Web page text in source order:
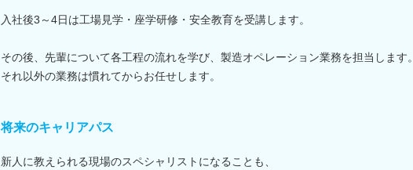
入社後3～4日は工場見学・座学研修・安全教育を受講します。
その後、先輩について各工程の流れを学び、製造オペレーション業務を担当します。
それ以外の業務は慣れてからお任せします。
将来のキャリアパス
新人に教えられる現場のスペシャリストになることも、